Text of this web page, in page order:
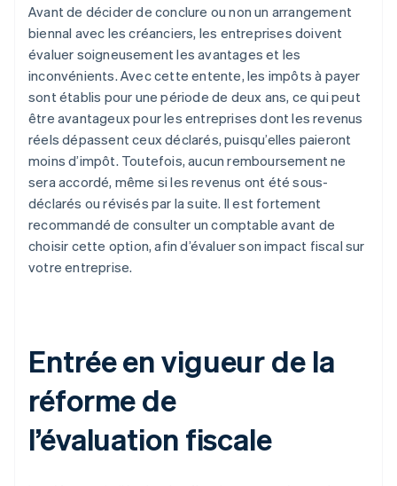
Avant de décider de conclure ou non un arrangement
biennal avec les créanciers, les entreprises doivent
évaluer soigneusement les avantages et les
inconvénients. Avec cette entente, les impôts à payer
sont établis pour une période de deux ans, ce qui peut
être avantageux pour les entreprises dont les revenus
réels dépassent ceux déclarés, puisqu’elles paieront
moins d’impôt. Toutefois, aucun remboursement ne
sera accordé, même si les revenus ont été sous-
déclarés ou révisés par la suite. Il est fortement
recommandé de consulter un comptable avant de
choisir cette option, afin d’évaluer son impact fiscal sur
votre entreprise.
Entrée en vigueur de la
réforme de
l’évaluation fiscale